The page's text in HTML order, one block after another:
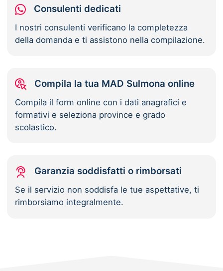
Consulenti dedicati
I nostri consulenti verificano la completezza
della domanda e ti assistono nella compilazione.
Compila la tua MAD Sulmona online
Compila il form online con i dati anagrafici e
formativi e seleziona province e grado
scolastico.
Garanzia soddisfatti o rimborsati
Se il servizio non soddisfa le tue aspettative, ti
rimborsiamo integralmente.